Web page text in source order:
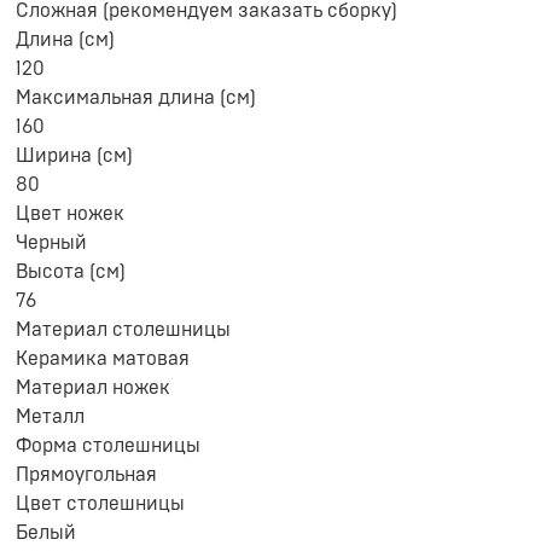
Сложная (рекомендуем заказать сборку)
Длина (см)
120
Максимальная длина (см)
160
Ширина (см)
80
Цвет ножек
Черный
Высота (см)
76
Материал столешницы
Керамика матовая
Материал ножек
Металл
Форма столешницы
Прямоугольная
Цвет столешницы
Белый